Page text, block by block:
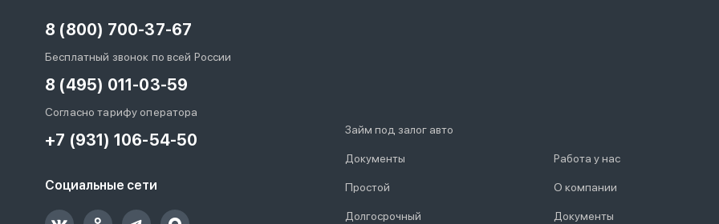
8 (800) 700-37-67
Бесплатный звонок по всей России
8 (495) 011-03-59
Согласно тарифу оператора
+7 (931) 106-54-50
Социальные сети
Займ под залог авто
Документы
Простой
Долгосрочный
Работа у нас
О компании
Документы